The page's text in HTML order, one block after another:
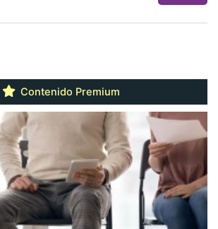
Contenido Premium